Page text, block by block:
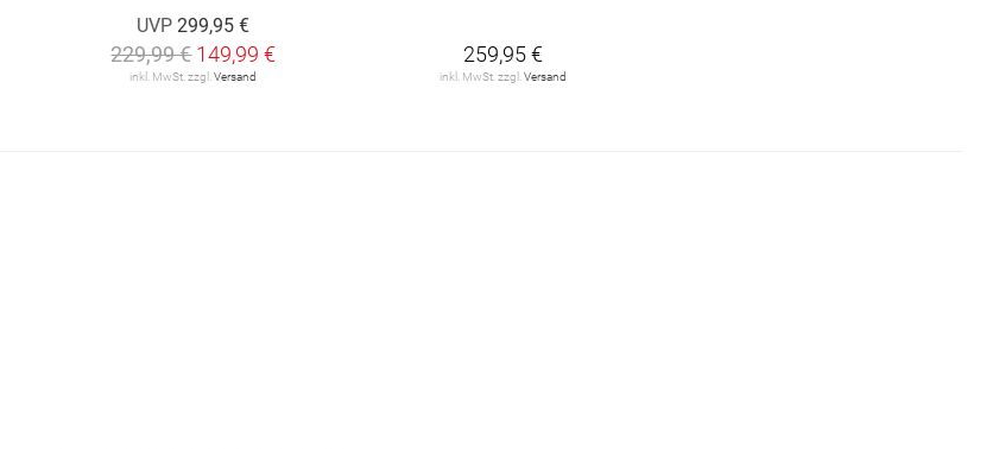
UVP 299,95 €
229,99 € 149,99 €
inkl. MwSt. zzgl.Versand
259,95 €
inkl. MwSt. zzgl.Versand